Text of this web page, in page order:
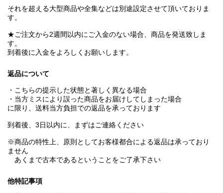
それを超える大型商品や全集などは別途設定させて頂いておりま
す。
★ご注文から2週間以内にご入金のない場合、商品を発送致しま
す。
到着後に入金をよろしくお願いします。
返品について
・こちらの提示した状態と著しく異なる場合
・当方ミスにより誤った商品をお届けしてしまった場合
に限り、送料当方負担での返品を承っております
到着後、3日以内に、まずはご連絡ください
※商品の特性上、原則としてお客様都合による返品は承っており
ません
あくまで古本であるということをご了承下さい
他特記事項